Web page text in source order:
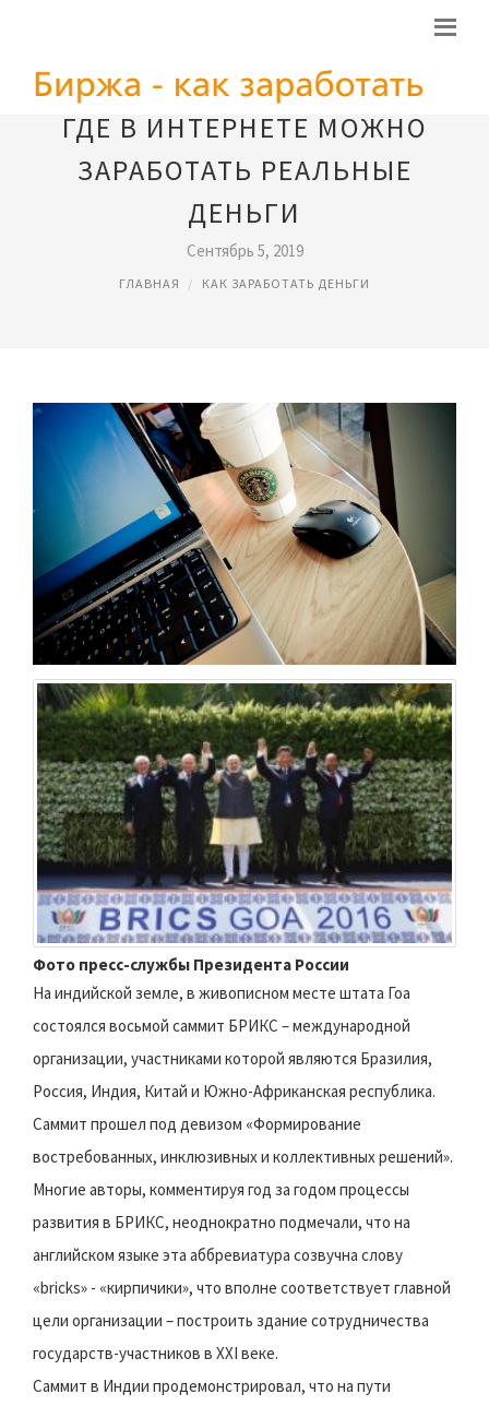
ГДЕ В ИНТЕРНЕТЕ МОЖНО
ЗАРАБОТАТЬ РЕАЛЬНЫЕ
ДЕНЬГИ
Сентябрь 5, 2019
ГЛАВНАЯ КАК ЗАРАБОТАТЬ ДЕНЬГИ
Фото пресс-службы Президента России
На индийской земле, в живописном месте штата Гоа
состоялся восьмой саммит БРИКС – международной
организации, участниками которой являются Бразилия,
Россия, Индия, Китай и Южно-Африканская республика.
Саммит прошел под девизом «Формирование
востребованных, инклюзивных и коллективных решений».
Многие авторы, комментируя год за годом процессы
развития в БРИКС, неоднократно подмечали, что на
английском языке эта аббревиатура созвучна слову
«bricks» - «кирпичики», что вполне соответствует главной
цели организации – построить здание сотрудничества
государств-участников в XXI веке.
Саммит в Индии продемонстрировал, что на пути